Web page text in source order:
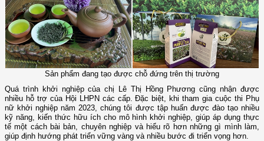
Sản phẩm đang tạo được chỗ đứng trên thị trường
Quá trình khởi nghiệp của chị Lê Thị Hồng Phương cũng nhận được
nhiều hỗ trợ của Hội LHPN các cấp. Đặc biệt, khi tham gia cuộc thi Phụ
nữ khởi nghiệp năm 2023, chúng tôi được tập huấn được đào tạo nhiều
kỹ năng, kiến thức hữu ích cho mô hình khởi nghiệp, giúp áp dụng thực
tế một cách bài bản, chuyên nghiệp và hiểu rõ hơn những gì mình làm,
giúp định hướng phát triển vững vàng và nhiều bước đi triển vọng hơn.